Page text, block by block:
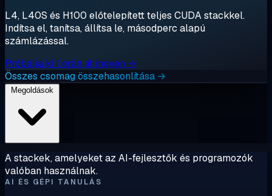
L4, L40S és H100 előtelepített teljes CUDA stackkel.
Indítsa el, tanítsa, állítsa le, másodperc alapú
számlázással.
Próbálja ki 1 órán át ingyen →
Összes csomag összehasonlítása →
A stackek, amelyeket az AI-fejlesztők és programozók
valóban használnak.
AI ÉS GÉPI TANULÁS